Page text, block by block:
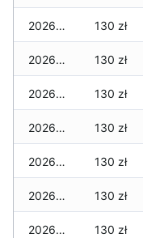
2026-07-18 130 zł
2026-07-17 130 zł
2026-07-16 130 zł
2026-07-15 130 zł
2026-07-14 130 zł
2026-07-13 130 zł
2026-07-12 130 zł